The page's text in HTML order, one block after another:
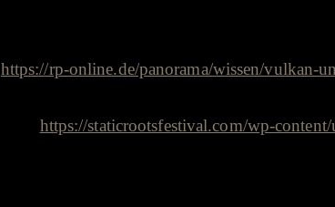
https://rp-online.de/panorama/wissen/vulkan-
https://staticrootsfestival.com/wp-